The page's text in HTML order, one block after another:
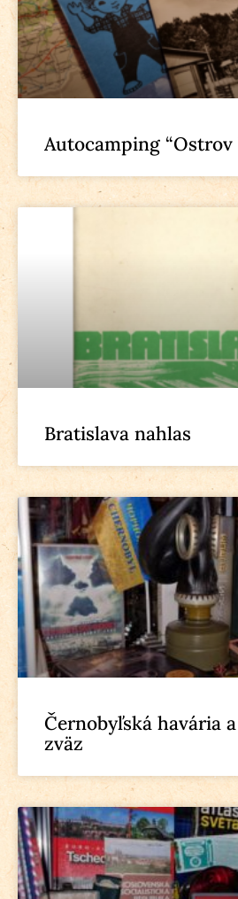
Autocamping “Ostrov
Bratislava nahlas
Černobyľská havária
zväz